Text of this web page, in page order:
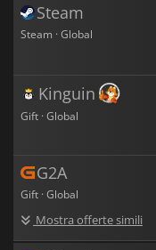
Steam
Steam · Global
Kinguin
Gift · Global
G2A
Gift · Global
Mostra offerte simili